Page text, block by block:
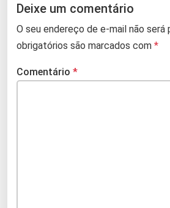
Deixe um comentário
O seu endereço de e-mail não será
obrigatórios são marcados com *
Comentário *